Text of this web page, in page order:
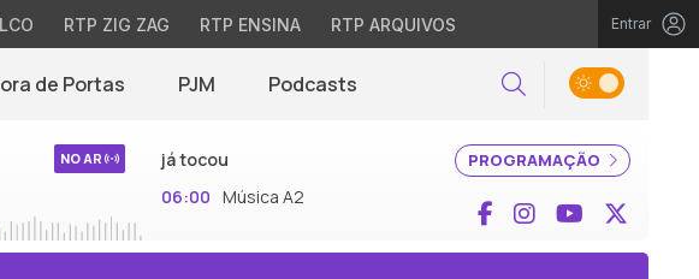
RTP ZIG ZAG RTP ENSINA RTP ARQUIVOS Entrar
de Portas PJM Podcasts Pesquisar
NO AR PROGRAMAÇÃO
já tocou
06:00 Música A2 Facebook
InstagramYouTube